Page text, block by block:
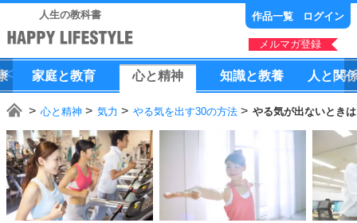
人生の教科書 作品一覧 ログイン
メルマガ登録
家庭と教育 心と精神 知識と教養 人 と 関
心と精神 気力 やる気を出す30の方法 やる気が出ないとき